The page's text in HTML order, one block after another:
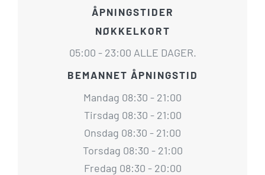
ÅPNINGSTIDER
NØKKELKORT
05:00 - 23:00 ALLE DAGER.
BEMANNET ÅPNINGSTID
Mandag 08:30 - 21:00
Tirsdag 08:30 - 21:00
Onsdag 08:30 - 21:00
Torsdag 08:30 - 21:00
Fredag 08:30 - 20:00